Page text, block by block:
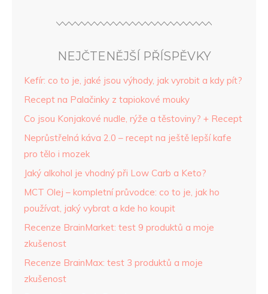
NEJČTENĚJŠÍ PŘÍSPĚVKY
Kefír: co to je, jaké jsou výhody, jak vyrobit a kdy pít?
Recept na Palačinky z tapiokové mouky
Co jsou Konjakové nudle, rýže a těstoviny? + Recept
Neprůstřelná káva 2.0 – recept na ještě lepší kafe
pro tělo i mozek
Jaký alkohol je vhodný při Low Carb a Keto?
MCT Olej – kompletní průvodce: co to je, jak ho
používat, jaký vybrat a kde ho koupit
Recenze BrainMarket: test 9 produktů a moje
zkušenost
Recenze BrainMax: test 3 produktů a moje
zkušenost